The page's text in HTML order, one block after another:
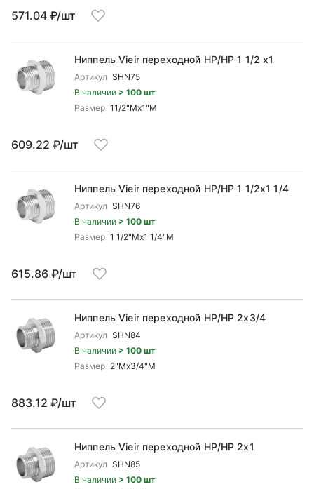
571.04 ₽/шт
Ниппель Vieir переходной НР/НР 1 1/2 x1
Артикул SHN75
В наличии > 100 шт
Размер 11/2"Mx1"М
609.22 ₽/шт
Ниппель Vieir переходной НР/НР 1 1/2x1 1/4
Артикул SHN76
В наличии > 100 шт
Размер 1 1/2"Mx1 1/4"M
615.86 ₽/шт
Ниппель Vieir переходной НР/НР 2x3/4
Артикул SHN84
В наличии > 100 шт
Размер 2"Mx3/4"М
883.12 ₽/шт
Ниппель Vieir переходной НР/НР 2x1
Артикул SHN85
В наличии > 100 шт